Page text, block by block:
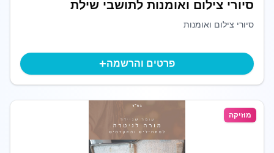
סיורי צילום ואומנות לתושבי שילת
סיורי צילום ואומנות
פרטים והרשמה+
מוזיקה